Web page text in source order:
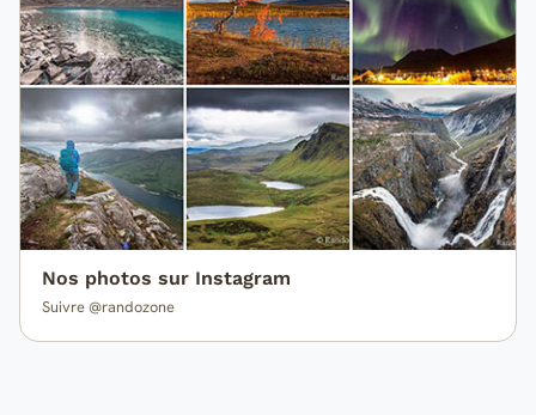
Nos photos sur Instagram
Suivre @randozone